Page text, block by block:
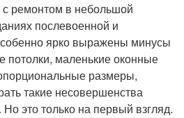
ремонтом в небольшой
послевоенной и
ярко выражены минусы
потолки, маленькие оконные
размеры,
такие несовершенства
Но это только на первый взгляд.